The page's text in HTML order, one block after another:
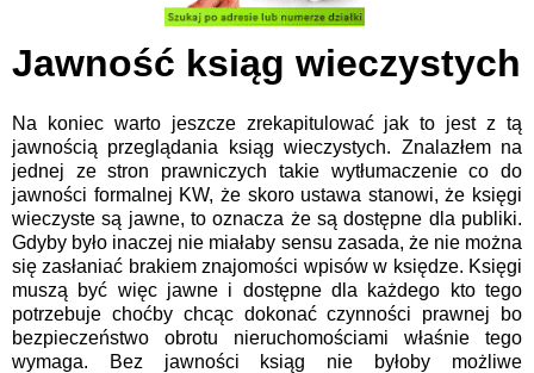
Jawność ksiąg wieczystych
Na koniec warto jeszcze zrekapitulować jak to jest z tą
jawnością przeglądania ksiąg wieczystych. Znalazłem na
jednej ze stron prawniczych takie wytłumaczenie co do
jawności formalnej KW, że skoro ustawa stanowi, że księgi
wieczyste są jawne, to oznacza że są dostępne dla publiki.
Gdyby było inaczej nie miałaby sensu zasada, że nie można
się zasłaniać brakiem znajomości wpisów w księdze. Księgi
muszą być więc jawne i dostępne dla każdego kto tego
potrzebuje choćby chcąc dokonać czynności prawnej bo
bezpieczeństwo obrotu nieruchomościami właśnie tego
wymaga. Bez jawności ksiąg nie byłoby możliwe